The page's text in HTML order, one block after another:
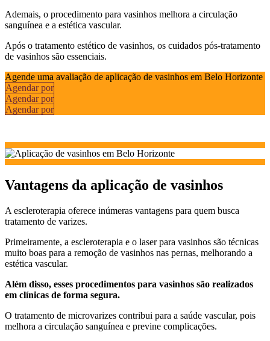
Ademais, o procedimento para vasinhos melhora a circulação
sanguínea e a estética vascular.
Após o tratamento estético de vasinhos, os cuidados pós-tratamento
de vasinhos são essenciais.
Agende uma avaliação de aplicação de vasinhos em Belo Horizonte
Agendar por
Agendar por
Agendar por
Vantagens da aplicação de vasinhos
A escleroterapia oferece inúmeras vantagens para quem busca
tratamento de varizes.
Primeiramente, a escleroterapia e o laser para vasinhos são técnicas
muito boas para a remoção de vasinhos nas pernas, melhorando a
estética vascular.
Além disso, esses procedimentos para vasinhos são realizados
em clínicas de forma segura.
O tratamento de microvarizes contribui para a saúde vascular, pois
melhora a circulação sanguínea e previne complicações.